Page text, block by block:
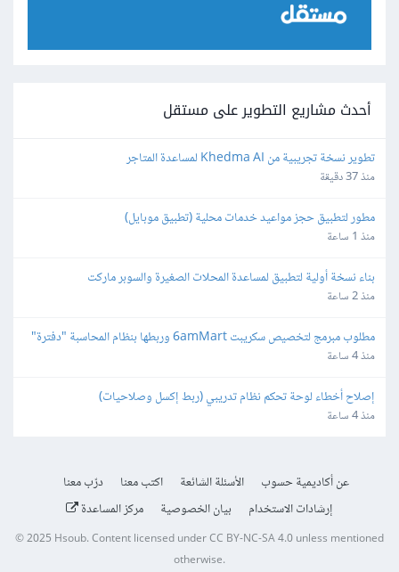
أحدث مشاريع التطوير على مستقل
تطوير نسخة تجريبية من Khedma AI لمساعدة المتاجر
منذ 37 دقيقة
مطور لتطبيق حجز مواعيد خدمات محلية (تطبيق موبايل)
منذ 1 ساعة
بناء نسخة أولية لتطبيق لمساعدة المحلات الصغيرة والسوبر ماركت
منذ 2 ساعة
وبوابات الدفع في مصر
منذ 4 ساعة
إصلاح أخطاء لوحة تحكم نظام تدريبي (ربط إكسل وصلاحيات)
منذ 4 ساعة
عن أكاديمية حسوب الأسئلة الشائعة اكتب معنا
درّب معنا
إرشادات الاستخدام
بيان الخصوصية مركز المساعدة
© 2025 Hsoub.Content licensed underCC BY-NC-SA 4.0unless mentioned
otherwise.